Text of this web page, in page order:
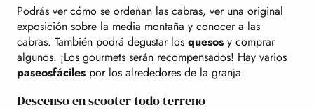
Podrás ver cómo se ordeñan las cabras, ver una original
exposición sobre la media montaña y conocer a las
cabras. También podrá degustar los quesos y comprar
algunos. ¡Los gourmets serán recompensados! Hay varios
paseosfáciles por los alrededores de la granja.
Descenso en scooter todo terreno